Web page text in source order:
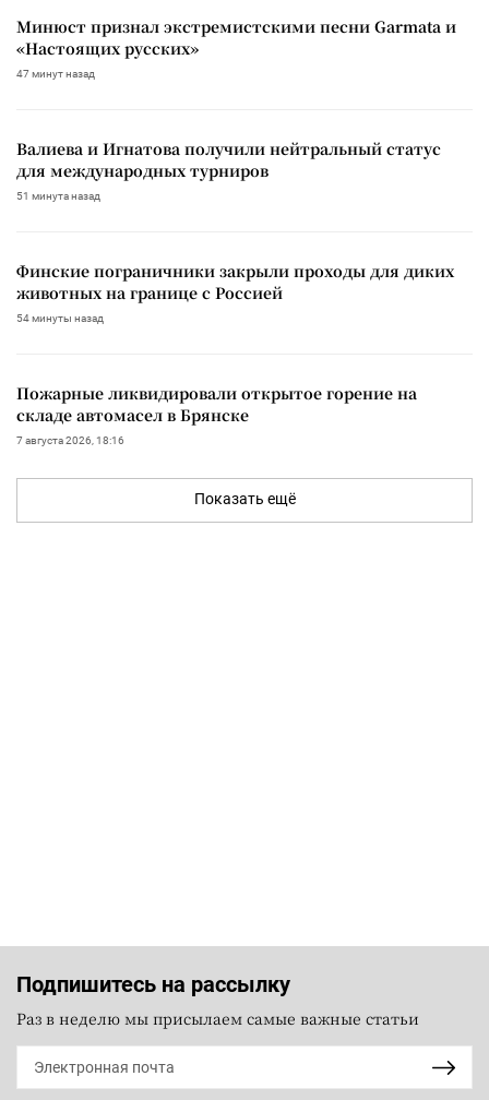
Минюст признал экстремистскими песни Garmata и
«Настоящих русских»
47 минут назад
Валиева и Игнатова получили нейтральный статус
для международных турниров
51 минута назад
Финские пограничники закрыли проходы для диких
животных на границе с Россией
54 минуты назад
Пожарные ликвидировали открытое горение на
складе автомасел в Брянске
7 августа 2026, 18:16
Показать ещё
Подпишитесь на рассылку
Раз в неделю мы присылаем самые важные статьи